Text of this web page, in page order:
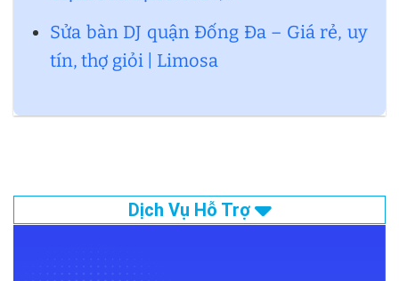
Sửa bàn DJ quận Đống Đa – Giá rẻ, uy
tín, thợ giỏi | Limosa
Dịch Vụ Hỗ Trợ